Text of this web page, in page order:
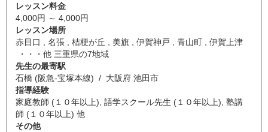
レッスン料金
4,000円 ～ 4,000円
レッスン場所
赤目口 , 名張 , 桔梗が丘 , 美旗 , 伊賀神戸 , 青山町 , 伊賀上津
・・・他 三重県の7地域
先生の最寄駅
石橋 (阪急-宝塚本線) / 大阪府 池田市
指導経験
家庭教師 (１０年以上), 語学スクール先生 (１０年以上), 塾講
師 (１０年以上) 他
その他